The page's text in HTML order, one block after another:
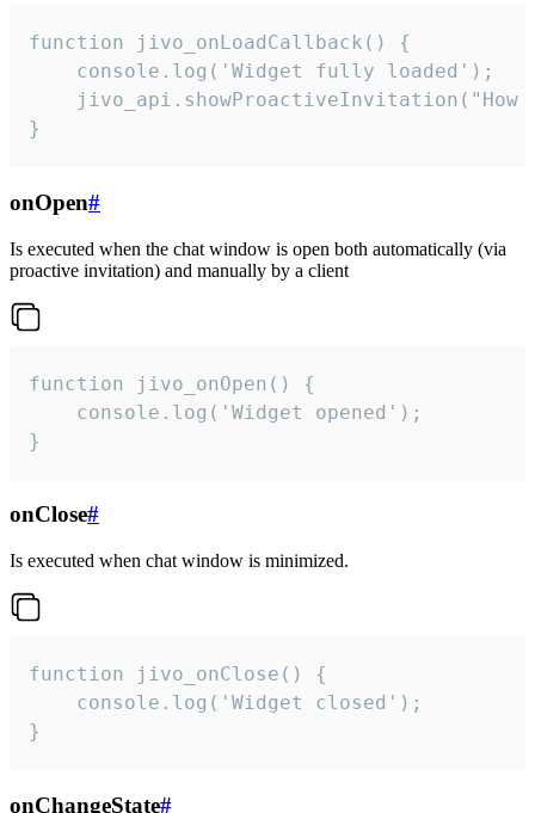
function jivo_onLoadCallback() {
    console.log('Widget fully loaded');
jivo_api.showProactiveInvitation("How
}
onOpen#
Is executed when the chat window is open both automatically (via
proactive invitation) and manually by a client
function jivo_onOpen() {
    console.log('Widget opened');
}
onClose#
Is executed when chat window is minimized.
function jivo_onClose() {
    console.log('Widget closed');
}
onChangeState#